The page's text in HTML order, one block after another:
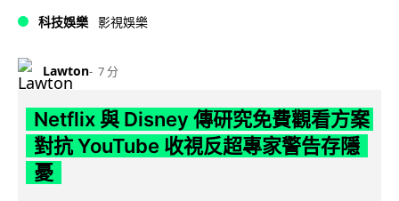
科技娛樂 影視娛樂
Lawton 7 分
Netflix 與 Disney 傳研究免費觀看方案
對抗 YouTube 收視反超專家警告存隱
憂